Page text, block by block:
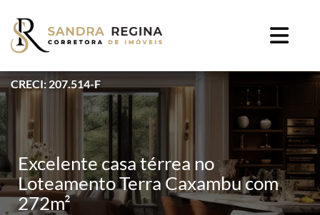
CRECI: 207.514-F
Excelente casa térrea no
Loteamento Terra Caxambu com
272m²